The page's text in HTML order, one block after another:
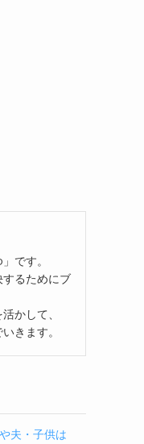
です。
るためにブ
かして、
きます。
夫・子供は